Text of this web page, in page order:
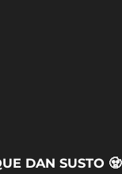
DAN SUSTO 🧟